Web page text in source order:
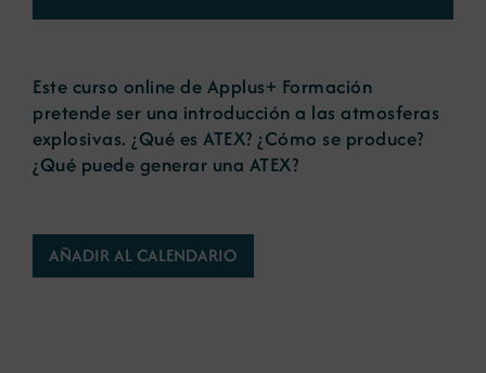
Portal de empleo
Este curso online de Applus+ Formación
pretende ser una introducción a las atmosferas
explosivas. ¿Qué es ATEX? ¿Cómo se produce?
¿Qué puede generar una ATEX?
AÑADIR AL CALENDARIO